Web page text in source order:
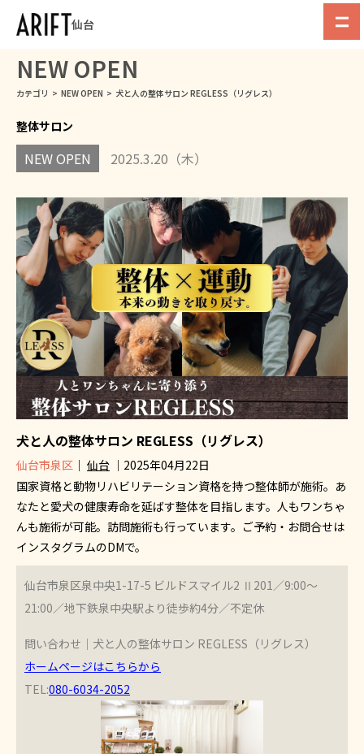
仙台
NEW OPEN
カテゴリ > NEW OPEN > 犬と人の整体サロン REGLESS（リグレス）
整体サロン
NEW OPEN 2025.3.20（木）
犬と人の整体サロン REGLESS（リグレス）
仙台市泉区 ｜ 仙台 ｜2025年04月22日
国家資格と動物リハビリテーション資格を持つ整体師が施術。あ
なたと愛犬の健康寿命を延ばす整体を目指します。人もワンちゃ
んも施術が可能。訪問施術も行っています。ご予約・お問合せは
インスタグラムのDMで。
仙台市泉区泉中央1-17-5 ビルドスマイル2 Ⅱ201／9:00～
21:00／地下鉄泉中央駅より徒歩約4分／不定休
問い合わせ｜犬と人の整体サロン REGLESS（リグレス）
ホームページはこちらから
TEL:080-6034-2052